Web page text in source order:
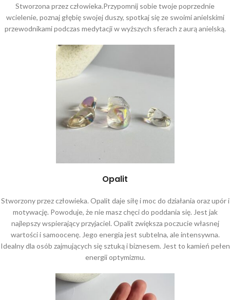
Stworzona przez człowieka.Przypomnij sobie twoje poprzednie
wcielenie, poznaj głębię swojej duszy, spotkaj się ze swoimi anielskimi
przewodnikami podczas medytacji w wyższych sferach z aurą anielską.
Opalit
Stworzony przez człowieka. Opalit daje siłę i moc do działania oraz upór i
motywację. Powoduje, że nie masz chęci do poddania się. Jest jak
najlepszy wspierający przyjaciel. Opalit zwiększa poczucie własnej
wartości i samoocenę. Jego energia jest subtelna, ale intensywna.
Idealny dla osób zajmujących się sztuką i biznesem. Jest to kamień pełen
energii optymizmu.